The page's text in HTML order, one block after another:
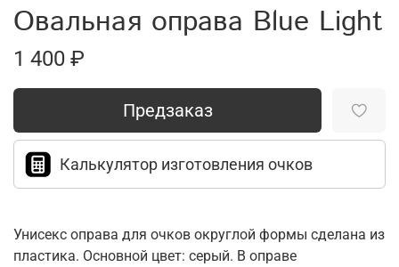
Овальная оправа Blue Light
1 400 ₽
Предзаказ
Калькулятор изготовления очков
Унисекс оправа для очков округлой формы сделана из
пластика. Основной цвет: серый. В оправе